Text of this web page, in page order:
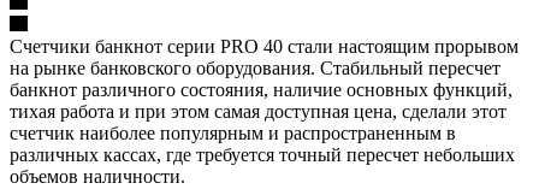
Счетчики банкнот серии PRO 40 стали настоящим прорывом
на рынке банковского оборудования. Стабильный пересчет
банкнот различного состояния, наличие основных функций,
тихая работа и при этом самая доступная цена, сделали этот
счетчик наиболее популярным и распространенным в
различных кассах, где требуется точный пересчет небольших
объемов наличности.